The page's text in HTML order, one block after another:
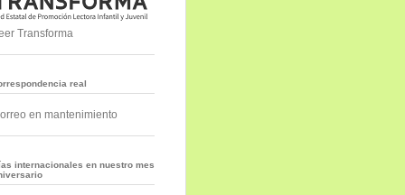
Transforma
real
en mantenimiento
internacionales en nuestro mes